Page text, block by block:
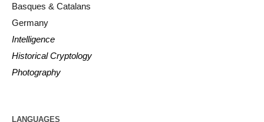
Basques & Catalans
Germany
Intelligence
Historical Cryptology
Photography
LANGUAGES